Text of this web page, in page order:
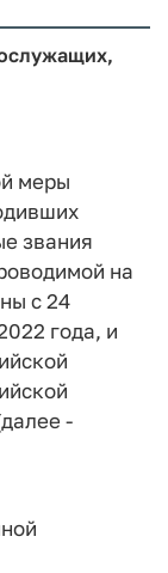
меры
звания
на
с 24
года, и
-